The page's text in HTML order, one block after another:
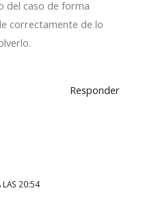
del caso de forma
correctamente de lo
Responder
LAS 20:54